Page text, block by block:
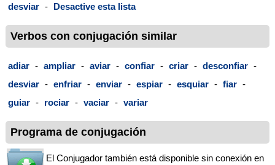
desviar - Desactive esta lista
Verbos con conjugación similar
adiar - ampliar - aviar - confiar - criar - desconfiar -
desviar - enfriar - enviar - espiar - esquiar - fiar -
guiar - rociar - vaciar - variar
Programa de conjugación
El Conjugador también está disponible sin conexión en